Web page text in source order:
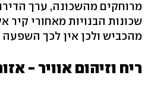
שכונות הבנויות מאחורי קיר
מהכביש ולכן אין לכך
ריח וזיהום אוויר - אזור